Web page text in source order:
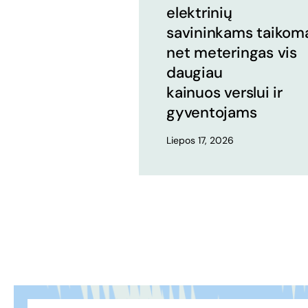
elektrinių
savininkams
net meteringas vis
daugiau
kainuos verslui ir
gyventojams
Liepos 17, 2026